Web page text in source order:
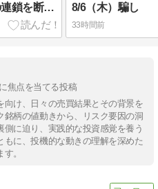
8/7（金）好決算→叩き売りの連鎖を断ち切れ 8/6（木）騙し
33時間前
焦点を当てる投稿
け、日々の売買結果とその背景を
柄の値動きから、リスク要因の洞
に迫り、実践的な投資感覚を養う
に、投機的な動きの理解を深めた
。